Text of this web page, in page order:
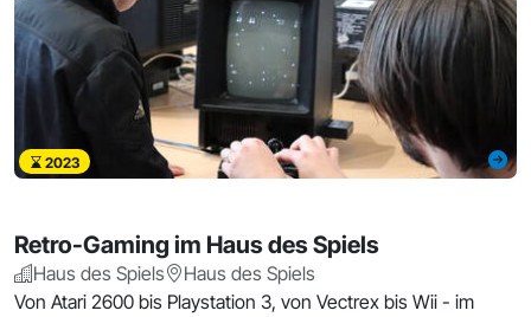
2023
Retro-Gaming im Haus des Spiels
Haus des Spiels
Haus des Spiels
Von Atari 2600 bis Playstation 3, von Vectrex bis Wii - im